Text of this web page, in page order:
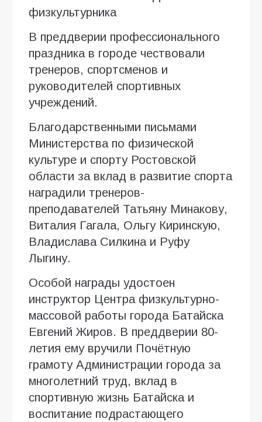
физкультурника
В преддверии профессионального
праздника в городе чествовали
тренеров, спортсменов и
руководителей спортивных
учреждений.
Благодарственными письмами
Министерства по физической
культуре и спорту Ростовской
области за вклад в развитие спорта
наградили тренеров-
преподавателей Татьяну Минакову,
Виталия Гагала, Ольгу Киринскую,
Владислава Силкина и Руфу
Лыгину.
Особой награды удостоен
инструктор Центра физкультурно-
массовой работы города Батайска
Евгений Жиров. В преддверии 80-
летия ему вручили Почётную
грамоту Администрации города за
многолетний труд, вклад в
спортивную жизнь Батайска и
воспитание подрастающего